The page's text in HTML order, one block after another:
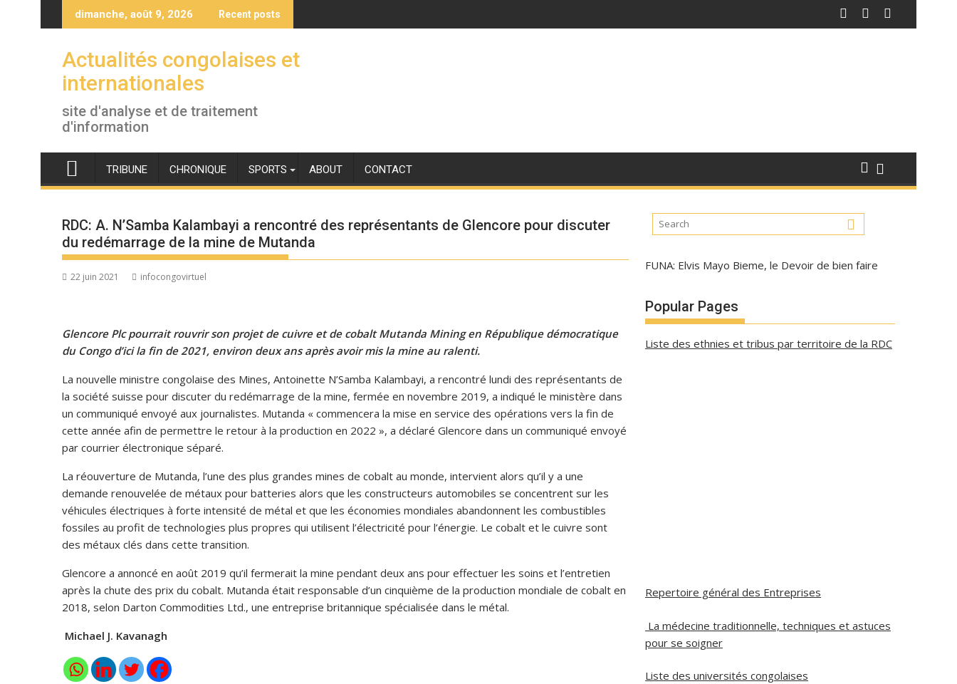
to
dimanche, août 9, 2026 Recent posts
Actualités congolaises et
internationales
site d'analyse et de traitement
d'information
TRIBUNE CHRONIQUE SPORTS ABOUT CONTACT
RDC: A. N’Samba Kalambayi a rencontré des représentants de Glencore pour discuter
du redémarrage de la mine de Mutanda
22 juin 2021 infocongovirtuel
Glencore Plc pourrait rouvrir son projet de cuivre et de cobalt Mutanda Mining en République démocratique
du Congo d’ici la fin de 2021, environ deux ans après avoir mis la mine au ralenti.
La nouvelle ministre congolaise des Mines, Antoinette N’Samba Kalambayi, a rencontré lundi des représentants de
la société suisse pour discuter du redémarrage de la mine, fermée en novembre 2019, a indiqué le ministère dans
un communiqué envoyé aux journalistes. Mutanda « commencera la mise en service des opérations vers la fin de
cette année afin de permettre le retour à la production en 2022 », a déclaré Glencore dans un communiqué envoyé
par courrier électronique séparé.
La réouverture de Mutanda, l’une des plus grandes mines de cobalt au monde, intervient alors qu’il y a une
demande renouvelée de métaux pour batteries alors que les constructeurs automobiles se concentrent sur les
véhicules électriques à forte intensité de métal et que les économies mondiales abandonnent les combustibles
fossiles au profit de technologies plus propres qui utilisent l’électricité pour l’énergie. Le cobalt et le cuivre sont
des métaux clés dans cette transition.
Glencore a annoncé en août 2019 qu’il fermerait la mine pendant deux ans pour effectuer les soins et l’entretien
après la chute des prix du cobalt. Mutanda était responsable d’un cinquième de la production mondiale de cobalt en
2018, selon Darton Commodities Ltd., une entreprise britannique spécialisée dans le métal.
Michael J. Kavanagh
FUNA: Elvis Mayo Bieme, le Devoir de bien faire
Popular Pages
Liste des ethnies et tribus par territoire de la RDC
Repertoire général des Entreprises
La médecine traditionnelle, techniques et astuces
pour se soigner
Liste des universités congolaises